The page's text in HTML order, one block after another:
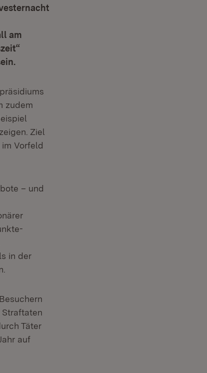
am
zudem
Ziel
Vorfeld
– und
in der
Täter
auf